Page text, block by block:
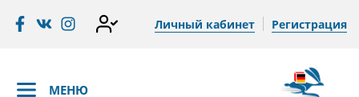
Личный кабинет Регистрация
МЕНЮ